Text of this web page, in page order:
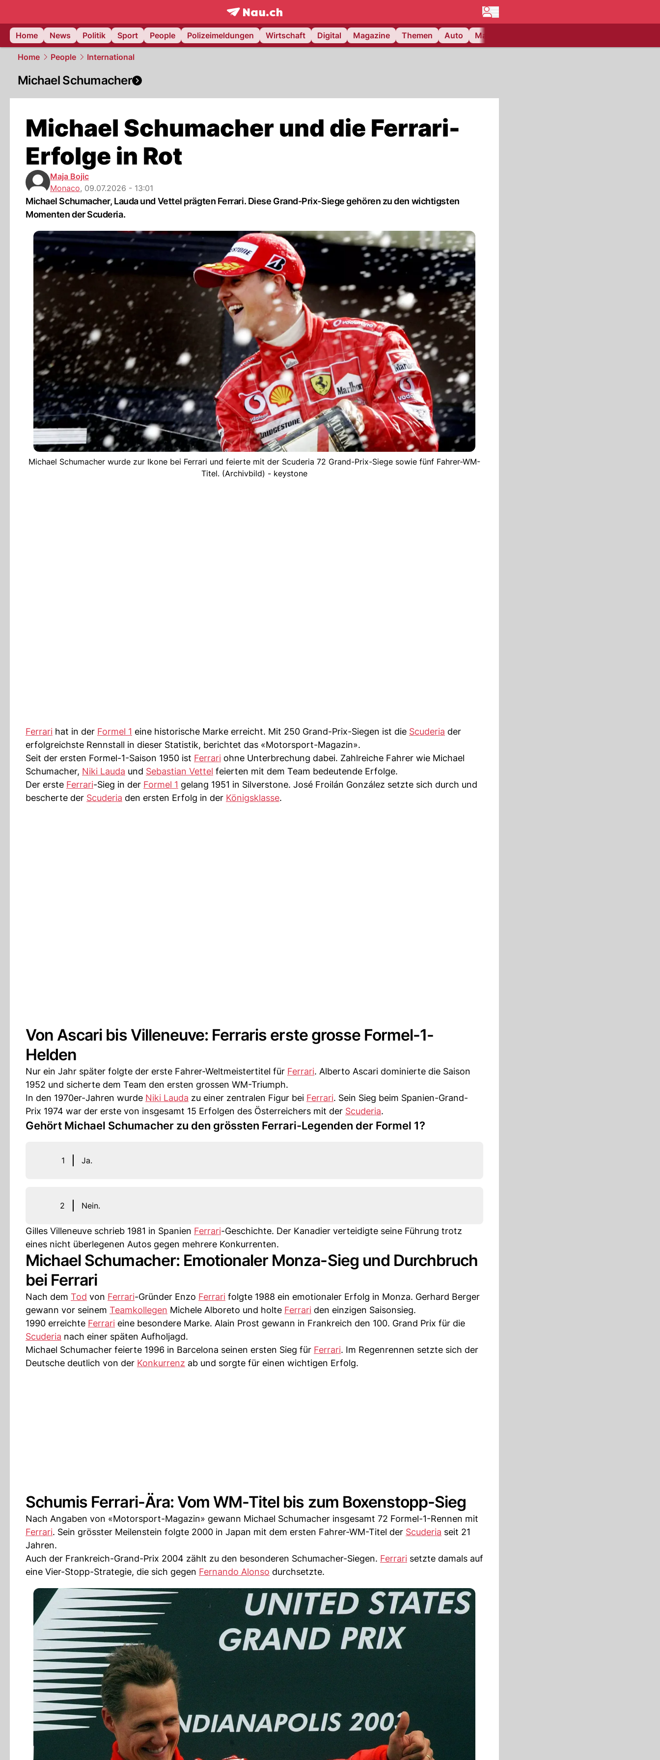
frontpage.NAU.ch
Home
News Politik Sport People Polizeimeldungen Wirtschaft Digital Magazine Themen Auto Matchcenter
Home People International
Michael Schumacher
Michael Schumacher und die Ferrari-
Erfolge in Rot
Maja Bojic
Monaco, 09.07.2026 - 13:01
Michael Schumacher, Lauda und Vettel prägten Ferrari. Diese Grand-Prix-Siege gehören zu den wichtigsten
Momenten der Scuderia.
Michael Schumacher wurde zur Ikone bei Ferrari und feierte mit der Scuderia 72 Grand-Prix-Siege sowie fünf Fahrer-WM-
Titel. (Archivbild) - keystone
Ferrari hat in der Formel 1 eine historische Marke erreicht. Mit 250 Grand-Prix-Siegen ist die Scuderia der
erfolgreichste Rennstall in dieser Statistik, berichtet das «Motorsport-Magazin».
Seit der ersten Formel-1-Saison 1950 ist Ferrari ohne Unterbrechung dabei. Zahlreiche Fahrer wie Michael
Schumacher, Niki Lauda und Sebastian Vettel feierten mit dem Team bedeutende Erfolge.
Der erste Ferrari-Sieg in der Formel 1 gelang 1951 in Silverstone. José Froilán González setzte sich durch und
bescherte der Scuderia den ersten Erfolg in der Königsklasse.
Von Ascari bis Villeneuve: Ferraris erste grosse Formel-1-
Helden
Nur ein Jahr später folgte der erste Fahrer-Weltmeistertitel für Ferrari. Alberto Ascari dominierte die Saison
1952 und sicherte dem Team den ersten grossen WM-Triumph.
In den 1970er-Jahren wurde Niki Lauda zu einer zentralen Figur bei Ferrari. Sein Sieg beim Spanien-Grand-
Prix 1974 war der erste von insgesamt 15 Erfolgen des Österreichers mit der Scuderia.
Gehört Michael Schumacher zu den grössten Ferrari-Legenden der Formel 1?
1 Ja.
2 Nein.
Gilles Villeneuve schrieb 1981 in Spanien Ferrari-Geschichte. Der Kanadier verteidigte seine Führung trotz
eines nicht überlegenen Autos gegen mehrere Konkurrenten.
Michael Schumacher: Emotionaler Monza-Sieg und Durchbruch
bei Ferrari
Nach dem Tod von Ferrari-Gründer Enzo Ferrari folgte 1988 ein emotionaler Erfolg in Monza. Gerhard Berger
gewann vor seinem Teamkollegen Michele Alboreto und holte Ferrari den einzigen Saisonsieg.
1990 erreichte Ferrari eine besondere Marke. Alain Prost gewann in Frankreich den 100. Grand Prix für die
Scuderia nach einer späten Aufholjagd.
Michael Schumacher feierte 1996 in Barcelona seinen ersten Sieg für Ferrari. Im Regenrennen setzte sich der
Deutsche deutlich von der Konkurrenz ab und sorgte für einen wichtigen Erfolg.
Schumis Ferrari-Ära: Vom WM-Titel bis zum Boxenstopp-Sieg
Nach Angaben von «Motorsport-Magazin» gewann Michael Schumacher insgesamt 72 Formel-1-Rennen mit
Ferrari. Sein grösster Meilenstein folgte 2000 in Japan mit dem ersten Fahrer-WM-Titel der Scuderia seit 21
Jahren.
Auch der Frankreich-Grand-Prix 2004 zählt zu den besonderen Schumacher-Siegen. Ferrari setzte damals auf
eine Vier-Stopp-Strategie, die sich gegen Fernando Alonso durchsetzte.